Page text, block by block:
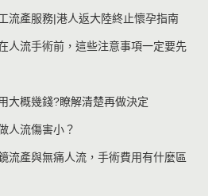
流產服務|港人返大陸終止懷孕指南
人流手術前，這些注意事項一定要先
大概幾錢?瞭解清楚再做決定
人流傷害小？
流產與無痛人流，手術費用有什麼區